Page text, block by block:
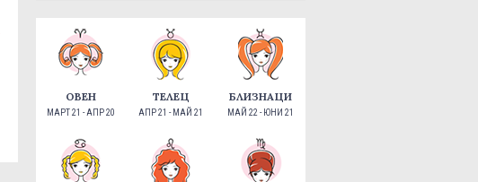
ОВЕН
МАРТ 21 - АПР 20
ТЕЛЕЦ
АПР 21 - МАЙ 21
БЛИЗНАЦИ
МАЙ 22 - ЮНИ 21